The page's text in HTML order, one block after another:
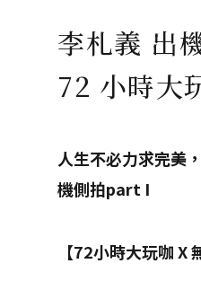
李札義 出
72 小時大
人生不必力求完美
機側拍part I
【72小時大玩咖X